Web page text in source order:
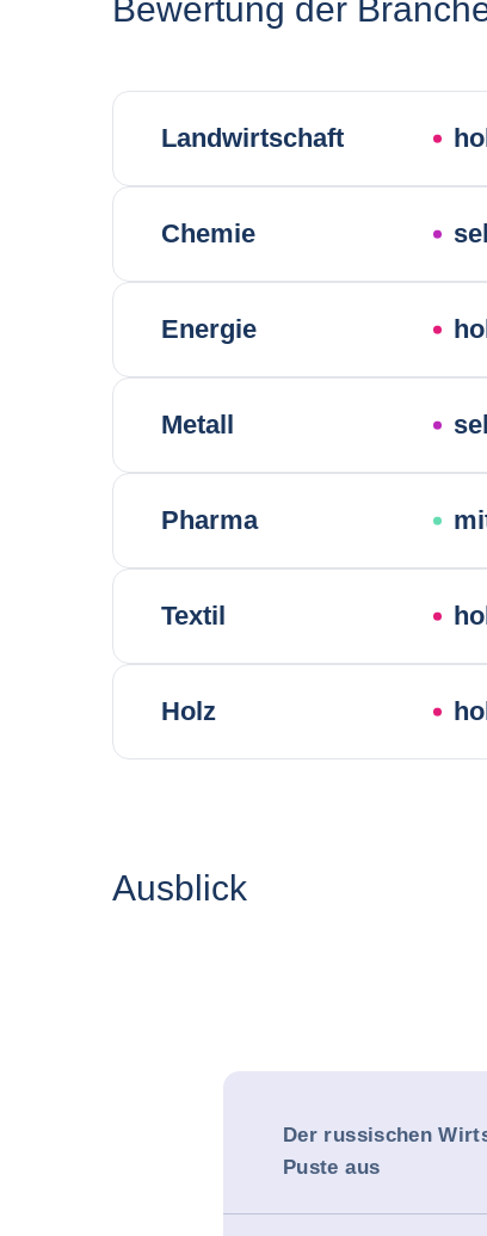
Bewertung der
Landwirtschaft
Chemie
Energie
Metall
Pharma
Textil
Holz
Ausblick
Der russischen
Puste aus